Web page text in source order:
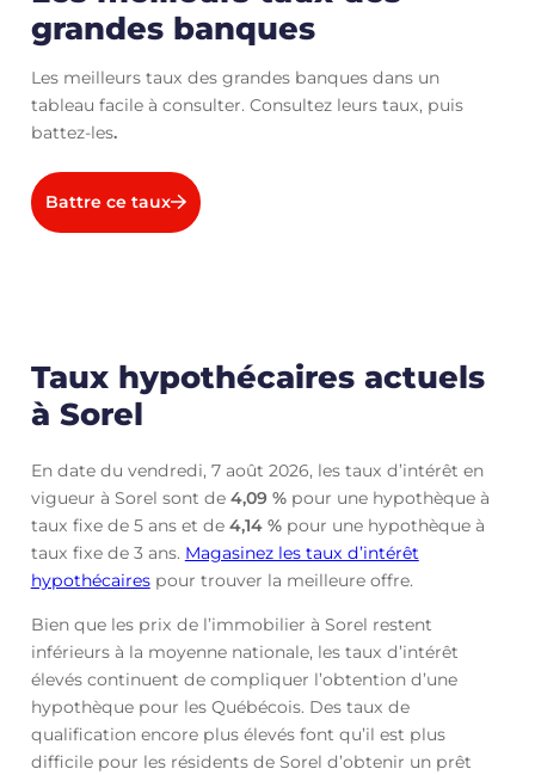
grandes banques
Les meilleurs taux des grandes banques dans un
tableau facile à consulter. Consultez leurs taux, puis
battez-les.
Battre ce taux
Taux hypothécaires actuels
à Sorel
En date du vendredi, 7 août 2026, les taux d’intérêt en
vigueur à Sorel sont de 4,09 %pour une hypothèque à
taux fixe de 5 ans et de 4,14 %pour une hypothèque à
taux fixe de 3 ans. Magasinez les taux d’intérêt
hypothécairespour trouver la meilleure offre.
Bien que les prix de l’immobilier à Sorel restent
inférieurs à la moyenne nationale, les taux d’intérêt
élevés continuent de compliquer l’obtention d’une
hypothèque pour les Québécois. Des taux de
qualification encore plus élevés font qu’il est plus
difficile pour les résidents de Sorel d’obtenir un prêt